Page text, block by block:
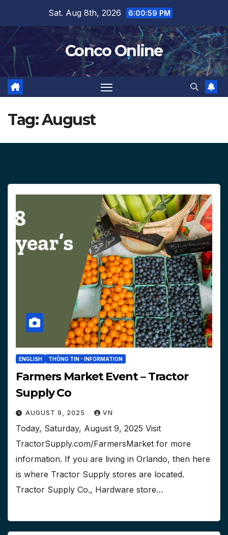
content
Sat. Aug 8th, 2026 6:01:00 PM
Conco Online
Tag:August
ENGLISH THÔNG TIN - INFORMATION
Farmers Market Event – Tractor
Supply Co
AUGUST 9, 2025 VN
Today, Saturday, August 9, 2025 Visit
TractorSupply.com/FarmersMarket for more
information. If you are living in Orlando, then here
is where Tractor Supply stores are located.
Tractor Supply Co., Hardware store…